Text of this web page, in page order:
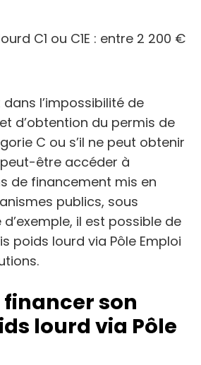
C1 ou C1E : entre 2 200 €
l’impossibilité de
d’obtention du permis de
C ou s’il ne peut obtenir
être accéder à
de financement mis en
publics, sous
il est possible de
poids lourd via Pôle Emploi
son
lourd via Pôle